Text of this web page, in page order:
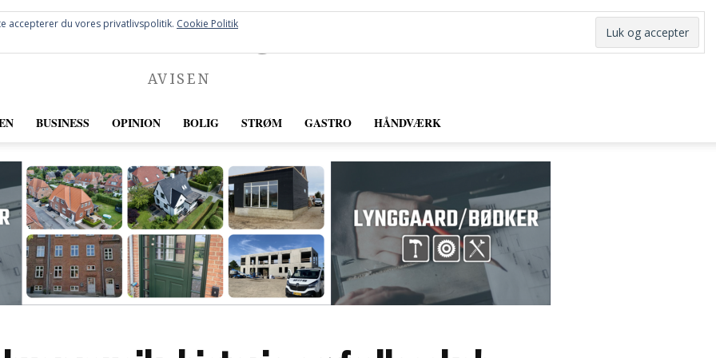
FREDERICIA
AVISEN
BUSINESS OPINION BOLIG STRØM GASTRO HÅNDVÆRK
accepterer du vores privatlivspolitik. Cookie Politik